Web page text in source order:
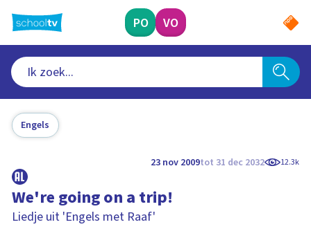
naar
hoofdinhoud
PO VO
Engels
23 nov 2009tot 31 dec 2032 12.3k
We're going on a trip!
Liedje uit 'Engels met Raaf'